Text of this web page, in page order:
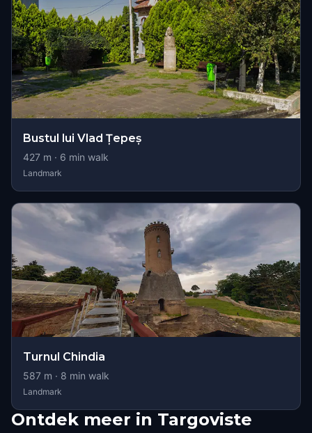
Bustul lui Vlad Țepeș
427 m · 6 min walk
Landmark
Turnul Chindia
587 m · 8 min walk
Landmark
Ontdek meer in Targoviste